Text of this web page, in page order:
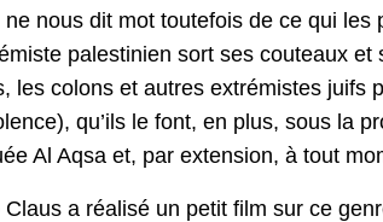
nous dit mot toutefois de ce qui
palestinien sort ses couteaux
les colons et autres extrémistes
qu’ils le font, en plus, sous la
Al Aqsa et, par extension, à tout
a réalisé un petit film sur ce